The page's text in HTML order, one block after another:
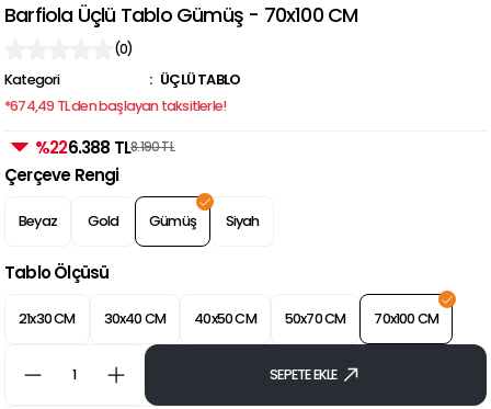
Barfiola Üçlü Tablo Gümüş - 70x100 CM
(0)
Kategori
ÜÇLÜ TABLO
*674,49 TL den başlayan taksitlerle!
%226.388 TL8.190 TL
Çerçeve Rengi
Beyaz Gold Gümüş Siyah
Tablo Ölçüsü
21x30 CM 30x40 CM 40x50 CM 50x70 CM 70x100 CM
SEPETE EKLE